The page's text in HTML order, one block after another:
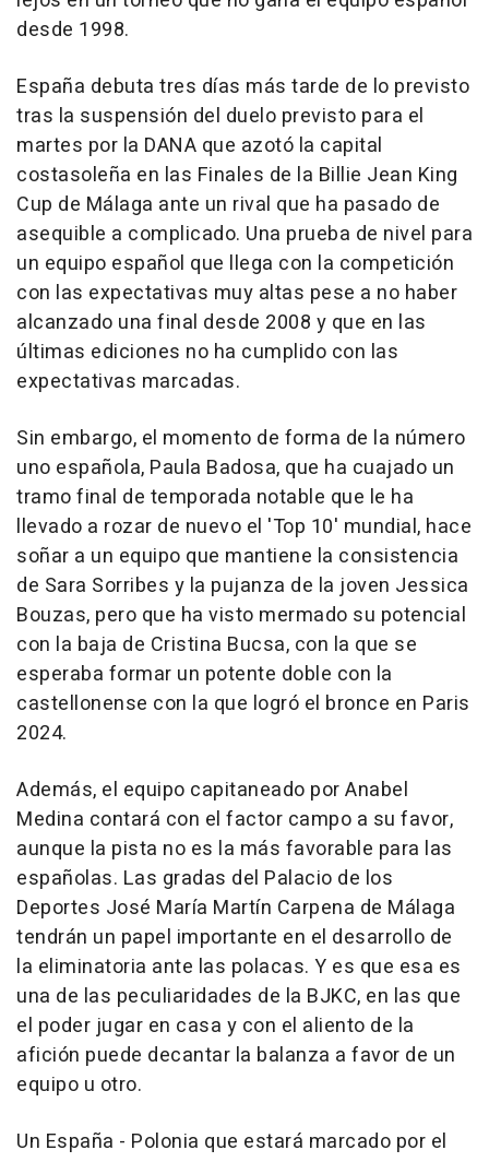
desde 1998.
España debuta tres días más tarde de lo previsto
tras la suspensión del duelo previsto para el
martes por la DANA que azotó la capital
costasoleña en las Finales de la Billie Jean King
Cup de Málaga ante un rival que ha pasado de
asequible a complicado. Una prueba de nivel para
un equipo español que llega con la competición
con las expectativas muy altas pese a no haber
alcanzado una final desde 2008 y que en las
últimas ediciones no ha cumplido con las
expectativas marcadas.
Sin embargo, el momento de forma de la número
uno española, Paula Badosa, que ha cuajado un
tramo final de temporada notable que le ha
llevado a rozar de nuevo el 'Top 10' mundial, hace
soñar a un equipo que mantiene la consistencia
de Sara Sorribes y la pujanza de la joven Jessica
Bouzas, pero que ha visto mermado su potencial
con la baja de Cristina Bucsa, con la que se
esperaba formar un potente doble con la
castellonense con la que logró el bronce en Paris
2024.
Además, el equipo capitaneado por Anabel
Medina contará con el factor campo a su favor,
aunque la pista no es la más favorable para las
españolas. Las gradas del Palacio de los
Deportes José María Martín Carpena de Málaga
tendrán un papel importante en el desarrollo de
la eliminatoria ante las polacas. Y es que esa es
una de las peculiaridades de la BJKC, en las que
el poder jugar en casa y con el aliento de la
afición puede decantar la balanza a favor de un
equipo u otro.
Un España - Polonia que estará marcado por el